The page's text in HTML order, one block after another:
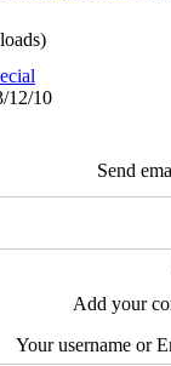
12/10
Send
Add your
Your username or